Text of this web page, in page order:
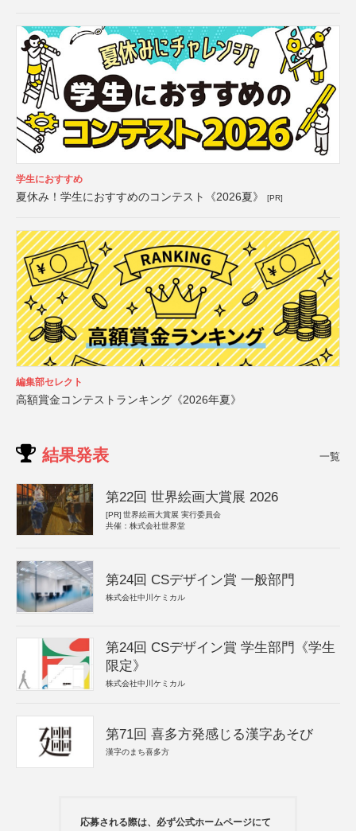
学生におすすめ
夏休み！学生におすすめのコンテスト《2026夏》 [PR]
編集部セレクト
高額賞金コンテストランキング《2026年夏》
結果発表 一覧
第22回 世界絵画大賞展 2026
[PR] 世界絵画大賞展 実行委員会
共催：株式会社世界堂
第24回 CSデザイン賞 一般部門
株式会社中川ケミカル
第24回 CSデザイン賞 学生部門《学生
限定》
株式会社中川ケミカル
第71回 喜多方発感じる漢字あそび
漢字のまち喜多方
応募される際は、必ず公式ホームページにて